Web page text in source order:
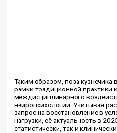
Таким образом, поза кузнечика
рамки традиционной практики
междисциплинарного
нейропсихологии. Учитывая
запрос на восстановление в
нагрузки, её актуальность в
статистически, так и клинически.